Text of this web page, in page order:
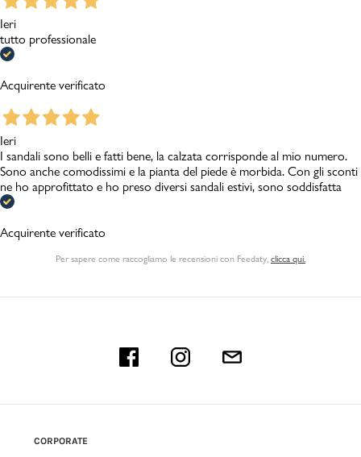
Ieri
tutto professionale
Acquirente verificato
Ieri
I sandali sono belli e fatti bene, la calzata corrisponde al mio numero.
Sono anche comodissimi e la pianta del piede è morbida. Con gli sconti
ne ho approfittato e ho preso diversi sandali estivi, sono soddisfatta
Acquirente verificato
Per sapere come raccogliamo le recensioni con Feedaty clicca qui.
CORPORATE